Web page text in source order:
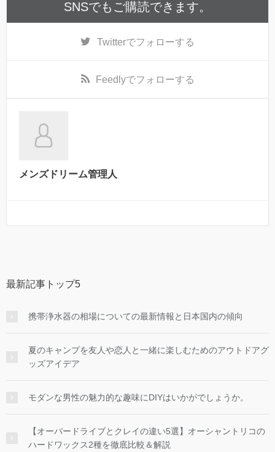
SNSでもご購読できます。
Twitterでフォローする
Feedlyでフォローする
メンズドリーム管理人
最新記事トップ5
携帯浄水器の相場についての最新情報と日本国内の傾向
夏のキャンプを友人や恋人と一緒に楽しむためのアウトドアグ
ッズアイデア
モダンな男性の魅力的な趣味にDIYはいかがでしょうか。
【オーバードライブとクレイの違い5選】オーシャントリコの
ハードワックス2種を徹底比較＆解説